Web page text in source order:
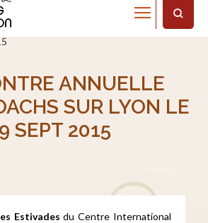
ANNUELLE
SUR LYON LE
SEPT 2015
Estivades du Centre International